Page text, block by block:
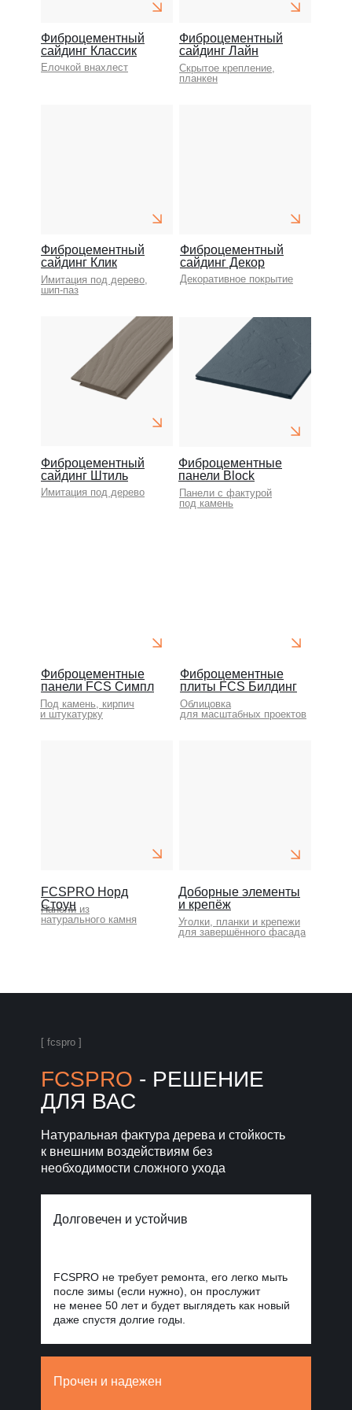
Панели из
натурального камня
FCSPRO
FCSPRO Норд
Стоун
Уголки, планки, откосы
для завершённого фасада
Уголки, планки и крепежи
для завершённого фасада
Доборные элементы
и крепёж
Под камень, кирпич
и штукатурку
Фиброцементные
панели FCS Симпл
Облицовка
для масштабных проектов
Облицовка
проектов
Фиброцементные
плиты FCS Билдинг
Фиброцементные
панели Block
Панели с фактурой
под камень
Фиброцементные
панели Стоун
Блок
Имитация под дерево
Фиброцементный
сайдинг Штиль
Декоративное покрытие
Фиброцементный
сайдинг Декор
Имитация под дерево,
шип-паз
Фиброцементный
сайдинг Клик
Скрытое крепление,
планкен
Фиброцементный
сайдинг Лайн
Елочкой внахлест
Фиброцементный
сайдинг Классик
[ fcspro ]
Натуральная фактура дерева и стойкость
к внешним воздействиям без
необходимости сложного ухода
FCSPRO - РЕШЕНИЕ
ДЛЯ ВАС
Прочен и надежен
Долговечен и устойчив
FCSPRO не требует ремонта, его легко мыть
после зимы (если нужно), он прослужит
не менее 50 лет и будет выглядеть как новый
даже спустя долгие годы.